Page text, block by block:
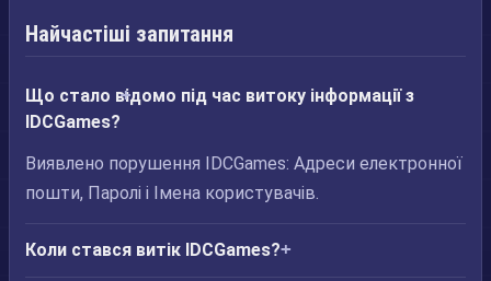
Найчастіші запитання
Що стало відомо під час витоку інформації з
IDCGames?
Виявлено порушення IDCGames: Адреси електронної
пошти, Паролі і Імена користувачів.
Коли стався витік IDCGames?